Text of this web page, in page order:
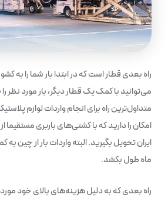
راه بعدی قطار است که در ابتدا بار شما را به
می‌توانید با کمک یک قطار دیگر، بار مورد نظر را
متداول‌ترین راه برای انجام واردات لوازم
امکان را دارید که با کشتی‌های باربری مستقیما از
ایران تحویل بگیرید. البته واردات بار از چین
ماه طول بکشد.
راه بعدی که به دلیل هزینه‌های بالای خود